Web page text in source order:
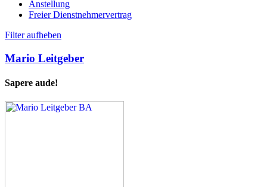
Anstellung
Freier Dienstnehmervertrag
Filter aufheben
Mario Leitgeber
Sapere aude!